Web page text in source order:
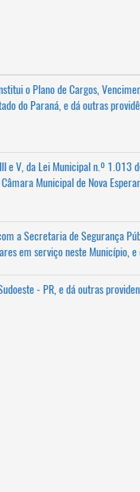
o Plano de Cargos,
do Paraná, e dá outras
e V, da Lei Municipal n.º
Municipal de Nova
a Secretaria de Segurança
em serviço neste Município, e
- PR, e dá outras